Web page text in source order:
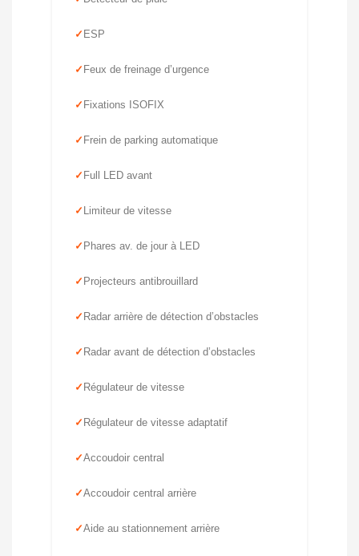
ESP
Feux de freinage d’urgence
Fixations ISOFIX
Frein de parking automatique
Full LED avant
Limiteur de vitesse
Phares av. de jour à LED
Projecteurs antibrouillard
Radar arrière de détection d’obstacles
Radar avant de détection d’obstacles
Régulateur de vitesse
Régulateur de vitesse adaptatif
Accoudoir central
Accoudoir central arrière
Aide au stationnement arrière